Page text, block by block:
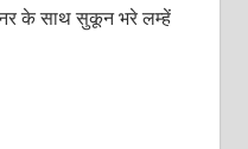
के साथ सुकून भरे लम्हें